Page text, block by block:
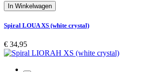
In Winkelwagen
Spiral LOUA XS (white crystal)
€ 34,95